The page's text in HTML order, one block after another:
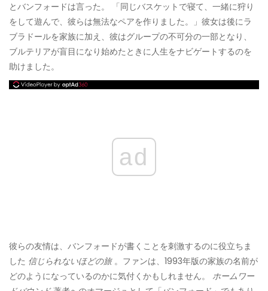
とバンフォードは言った。 「同じバスケットで寝て、一緒に狩り
をして遊んで、彼らは無法なペアを作りました。」彼女は後にラ
ブラドールを家族に加え、彼はグループの不可分の一部となり、
ブルテリアが盲目になり始めたときに人生をナビゲートするのを
助けました。
ad
彼らの友情は、バンフォードが書くことを刺激するのに役立ちま
した 信じられないほどの旅。ファンは、1993年版の家族の名前が
どのようになっているのかに気付くかもしれません。 ホームワー